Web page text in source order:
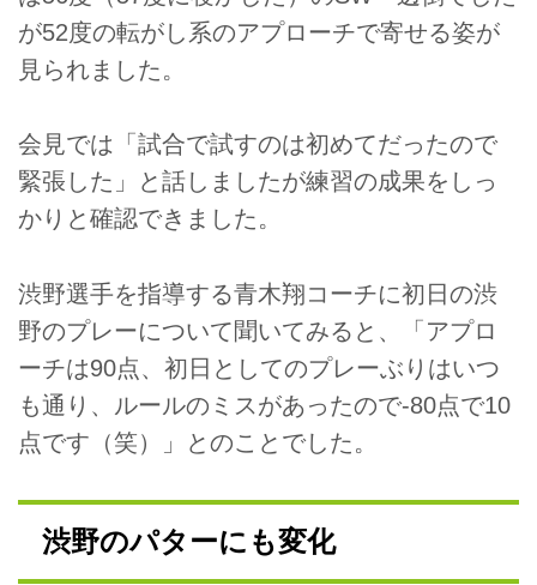
が52度の転がし系のアプローチで寄せる姿が
見られました。
会見では「試合で試すのは初めてだったので
緊張した」と話しましたが練習の成果をしっ
かりと確認できました。
渋野選手を指導する青木翔コーチに初日の渋
野のプレーについて聞いてみると、「アプロ
ーチは90点、初日としてのプレーぶりはいつ
も通り、ルールのミスがあったので-80点で10
点です（笑）」とのことでした。
渋野のパターにも変化